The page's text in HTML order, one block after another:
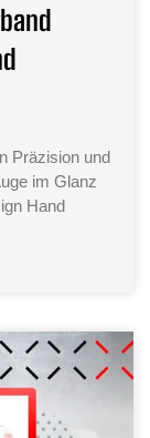
Präzision und
im Glanz
Hand